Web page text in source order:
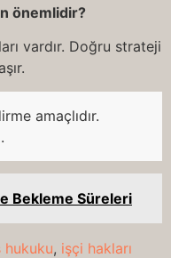
önemlidir?
vardır. Doğru strateji
amaçlıdır.
Bekleme Süreleri
hukuku, işçi hakları